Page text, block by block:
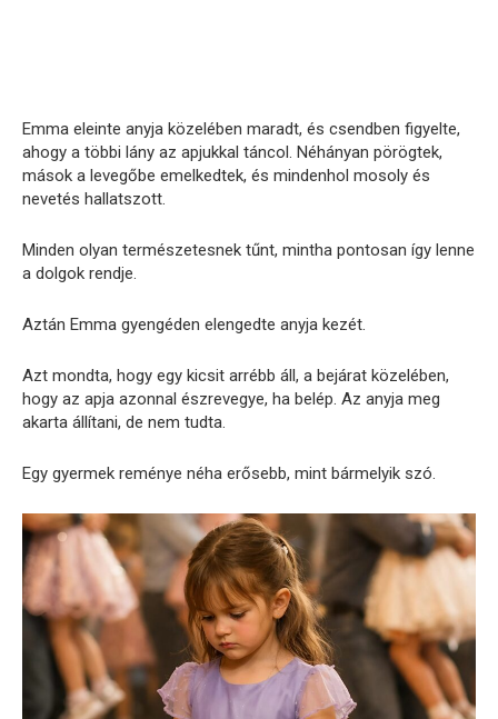
Emma eleinte anyja közelében maradt, és csendben figyelte,
ahogy a többi lány az apjukkal táncol. Néhányan pörögtek,
mások a levegőbe emelkedtek, és mindenhol mosoly és
nevetés hallatszott.
Minden olyan természetesnek tűnt, mintha pontosan így lenne
a dolgok rendje.
Aztán Emma gyengéden elengedte anyja kezét.
Azt mondta, hogy egy kicsit arrébb áll, a bejárat közelében,
hogy az apja azonnal észrevegye, ha belép. Az anyja meg
akarta állítani, de nem tudta.
Egy gyermek reménye néha erősebb, mint bármelyik szó.